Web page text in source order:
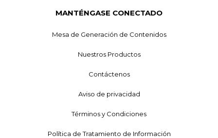
MANTÉNGASE CONECTADO
Mesa de Generación de Contenidos
Nuestros Productos
Contáctenos
Aviso de privacidad
Términos y Condiciones
Política de Tratamiento de Información